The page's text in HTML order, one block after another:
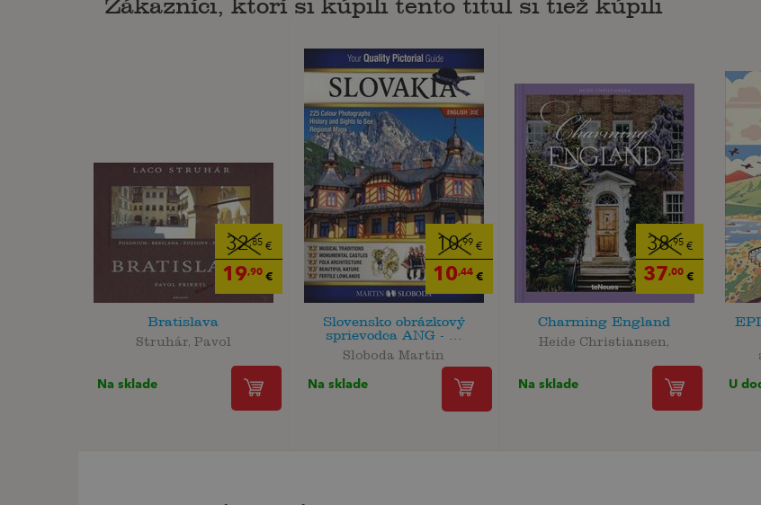
Zákazníci, ktorí si kúpili tento titul si tiež kúpili
32,85 €
19,90 €
Bratislava
Struhár, Pavol
Na sklade
10,99 €
10,44 €
Slovensko obrázkový
sprievodca ANG - ...
Sloboda Martin
Na sklade
38,95 €
37,00 €
Charming England
Heide Christiansen,
Na sklade U